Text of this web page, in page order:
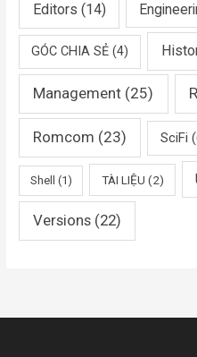
Editors (14)
GÓC CHIA SẺ (4)
Management (25)
Romcom (23) SciFi
Shell (1) TÀI LIỆU (2)
Versions (22)